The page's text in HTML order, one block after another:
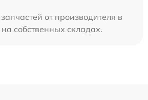
от производителя в
собственных складах.